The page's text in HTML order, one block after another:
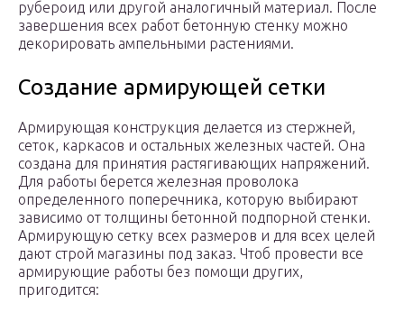
рубероид или другой аналогичный материал. После
завершения всех работ бетонную стенку можно
декорировать ампельными растениями.
Создание армирующей сетки
Армирующая конструкция делается из стержней,
сеток, каркасов и остальных железных частей. Она
создана для принятия растягивающих напряжений.
Для работы берется железная проволока
определенного поперечника, которую выбирают
зависимо от толщины бетонной подпорной стенки.
Армирующую сетку всех размеров и для всех целей
дают строй магазины под заказ. Чтоб провести все
армирующие работы без помощи других,
пригодится: